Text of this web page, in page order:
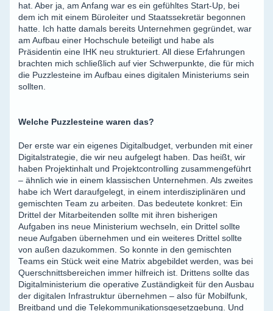
hat. Aber ja, am Anfang war es ein gefühltes Start-Up, bei
dem ich mit einem Büroleiter und Staatssekretär begonnen
hatte. Ich hatte damals bereits Unternehmen gegründet, war
am Aufbau einer Hochschule beteiligt und habe als
Präsidentin eine IHK neu strukturiert. All diese Erfahrungen
brachten mich schließlich auf vier Schwerpunkte, die für mich
die Puzzlesteine im Aufbau eines digitalen Ministeriums sein
sollten.
Welche Puzzlesteine waren das?
Der erste war ein eigenes Digitalbudget, verbunden mit einer
Digitalstrategie, die wir neu aufgelegt haben. Das heißt, wir
haben Projektinhalt und Projektcontrolling zusammengeführt
– ähnlich wie in einem klassischen Unternehmen. Als zweites
habe ich Wert daraufgelegt, in einem interdisziplinären und
gemischten Team zu arbeiten. Das bedeutete konkret: Ein
Drittel der Mitarbeitenden sollte mit ihren bisherigen
Aufgaben ins neue Ministerium wechseln, ein Drittel sollte
neue Aufgaben übernehmen und ein weiteres Drittel sollte
von außen dazukommen. So konnte in den gemischten
Teams ein Stück weit eine Matrix abgebildet werden, was bei
Querschnittsbereichen immer hilfreich ist. Drittens sollte das
Digitalministerium die operative Zuständigkeit für den Ausbau
der digitalen Infrastruktur übernehmen – also für Mobilfunk,
Breitband und die Telekommunikationsgesetzgebung. Und